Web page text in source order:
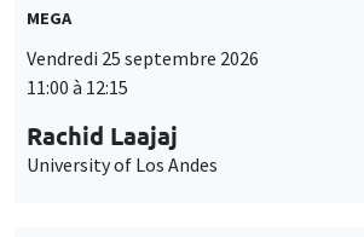
MEGA
Vendredi 25 septembre 2026
11:00 à 12:15
Rachid Laajaj
University of Los Andes